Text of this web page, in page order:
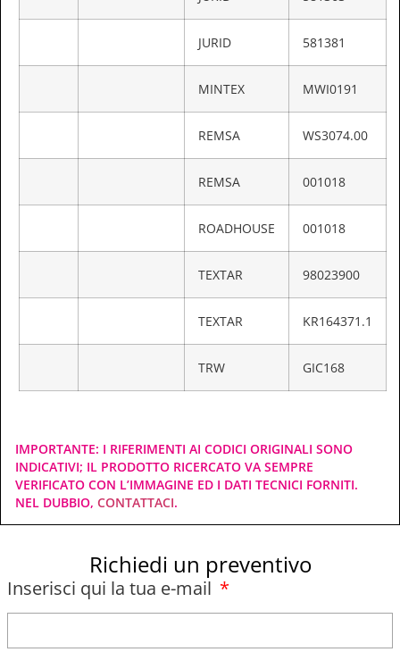
JURID 581381
MINTEX MWI0191
REMSA WS3074.00
REMSA 001018
ROADHOUSE 001018
TEXTAR 98023900
TEXTAR KR164371.1
TRW GIC168
IMPORTANTE: I RIFERIMENTI AI CODICI ORIGINALI SONO
INDICATIVI; IL PRODOTTO RICERCATO VA SEMPRE
VERIFICATO CON L’IMMAGINE ED I DATI TECNICI FORNITI.
NEL DUBBIO, CONTATTACI.
Richiedi un preventivo
Inserisci qui la tua e-mail